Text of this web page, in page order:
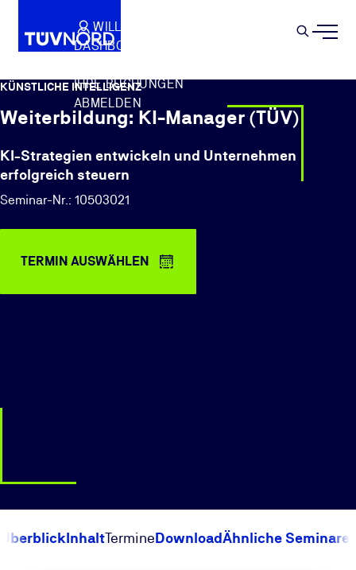
Springe zum Hauptinhalt
WILLKOMMEN
DASHBOARD
IHRE BUCHUNGEN
ABMELDEN
KÜNSTLICHE INTELLIGENZ
Weiterbildung: KI-Manager (TÜV)
KI-Strategien entwickeln und Unternehmen
erfolgreich steuern
Seminar-Nr.: 10503021
TERMIN AUSWÄHLEN
ÜberblickInhaltTermineDownloadÄhnliche Seminare